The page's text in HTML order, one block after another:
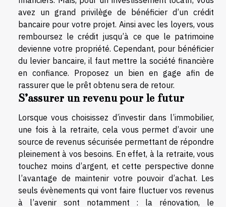
avez un grand privilège de bénéficier d’un crédit
bancaire pour votre projet. Ainsi avec les loyers, vous
remboursez le crédit jusqu’à ce que le patrimoine
devienne votre propriété. Cependant, pour bénéficier
du levier bancaire, il faut mettre la société financière
en confiance. Proposez un bien en gage afin de
rassurer que le prêt obtenu sera de retour.
S’assurer un revenu pour le futur
Lorsque vous choisissez d’investir dans l’immobilier,
une fois à la retraite, cela vous permet d’avoir une
source de revenus sécurisée permettant de répondre
pleinement à vos besoins. En effet, à la retraite, vous
touchez moins d’argent, et cette perspective donne
l’avantage de maintenir votre pouvoir d’achat. Les
seuls évènements qui vont faire fluctuer vos revenus
à l’avenir sont notamment : la rénovation, le